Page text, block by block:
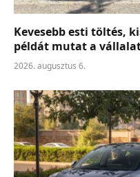
Kevesebb esti töltés,
példát mutat a
2026. augusztus 6.